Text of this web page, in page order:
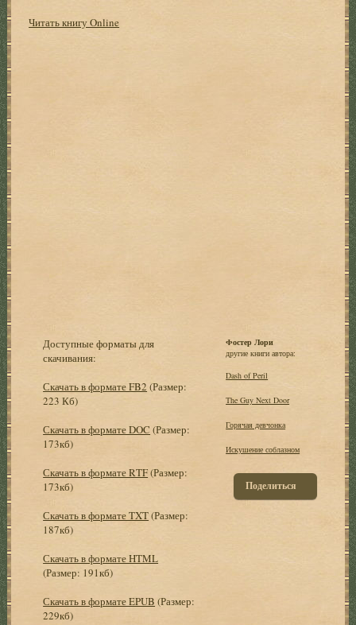
Читать книгу Online
Доступные форматы для
скачивания:
Скачать в формате FB2 (Размер:
223 Кб)
Скачать в формате DOC (Размер:
173кб)
Скачать в формате RTF(Размер:
173кб)
Скачать в формате TXT(Размер:
187кб)
Скачать в формате HTML
(Размер: 191кб)
Скачать в формате EPUB (Размер:
229кб)
Фостер Лори
другие книги автора:
Dash of Peril
The Guy Next Door
Горячая девчонка
Искушение соблазном
Поделиться